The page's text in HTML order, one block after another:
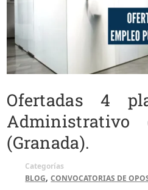
Ofertadas 4
Administrativo
(Granada).
Categorías
BLOG,CONVOCATORIAS DE